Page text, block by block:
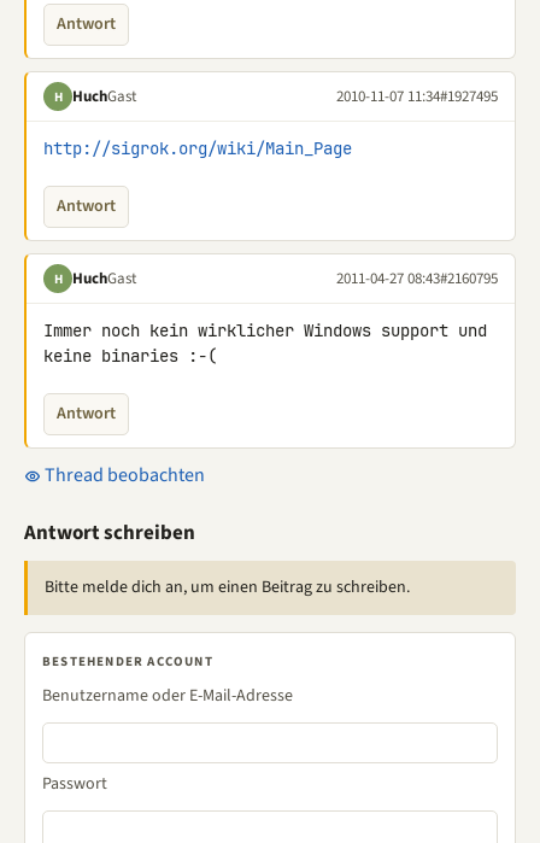
Antwort
H HuchGast 2010-11-07 11:34#1927495
http://sigrok.org/wiki/Main_Page
Antwort
H HuchGast 2011-04-27 08:43#2160795
Immer noch kein wirklicher Windows support und
keine binaries :-(
Antwort
Thread beobachten
Antwort schreiben
Bitte melde dich an, um einen Beitrag zu schreiben.
BESTEHENDER ACCOUNT
Benutzername oder E-Mail-Adresse
Passwort